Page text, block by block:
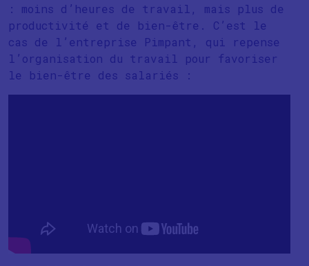
: moins d’heures de travail, mais plus de
productivité et de bien-être. C’est le
cas de l’entreprise Pimpant, qui repense
l’organisation du travail pour favoriser
le bien-être des salariés :